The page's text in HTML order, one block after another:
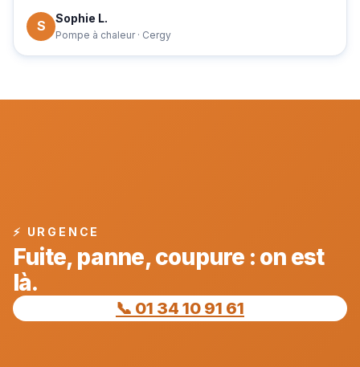
S Sophie L.
Pompe à chaleur · Cergy
⚡ URGENCE
Fuite, panne, coupure : on est
là.
📞 01 34 10 91 61